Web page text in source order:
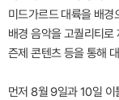
미드가르드 대륙을 배
배경 음악을 고퀄리티로
즌제 콘텐츠 등을 통해
먼저 8월 9일과 10일 이